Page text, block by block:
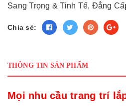
Sang Trọng & Tinh Tế, Đẳng
Chia sẻ:
THÔNG TIN SẢN PHẨM
Mọi nhu cầu trang trí